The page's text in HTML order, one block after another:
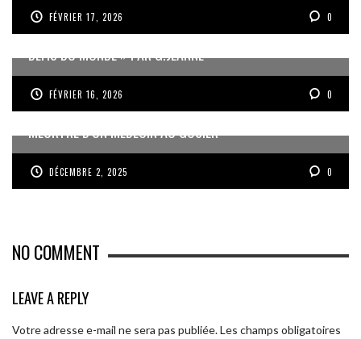
FÉVRIER 17, 2026 0
« UN GOSIER FIER, FORT ET RESPONSABLE FACE AUX
DÉFIS DU MONDE » PAR G.JEANNE
FÉVRIER 16, 2026 0
MEURTRE D’UN MÉDECIN AU GOSIER
DÉCEMBRE 2, 2025 0
NO COMMENT
LEAVE A REPLY
Votre adresse e-mail ne sera pas publiée.Les champs obligatoires